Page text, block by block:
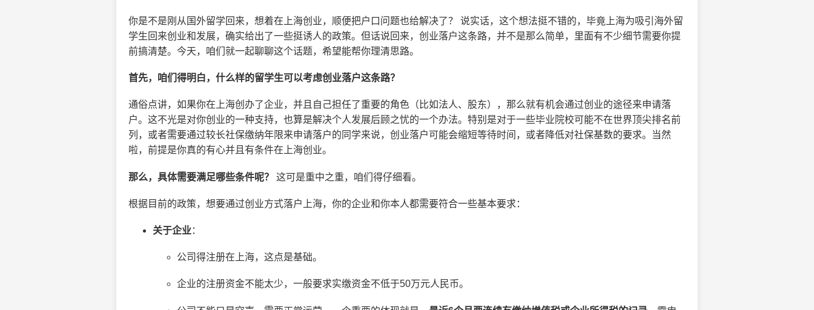
你是不是刚从国外留学回来，想着在上海创业，顺便把户口问题也给解决了？ 说实话，这个想法挺不错的，毕竟上海为吸引海外留
学生回来创业和发展，确实给出了一些挺诱人的政策。但话说回来，创业落户这条路，并不是那么简单，里面有不少细节需要你提
前搞清楚。今天，咱们就一起聊聊这个话题，希望能帮你理清思路。
首先，咱们得明白，什么样的留学生可以考虑创业落户这条路？
通俗点讲，如果你在上海创办了企业，并且自己担任了重要的角色（比如法人、股东），那么就有机会通过创业的途径来申请落
户。这不光是对你创业的一种支持，也算是解决个人发展后顾之忧的一个办法。特别是对于一些毕业院校可能不在世界顶尖排名前
列，或者需要通过较长社保缴纳年限来申请落户的同学来说，创业落户可能会缩短等待时间，或者降低对社保基数的要求。当然
啦，前提是你真的有心并且有条件在上海创业。
那么，具体需要满足哪些条件呢？ 这可是重中之重，咱们得仔细看。
根据目前的政策，想要通过创业方式落户上海，你的企业和你本人都需要符合一些基本要求：
关于企业：
公司得注册在上海，这点是基础。
企业的注册资金不能太少，一般要求实缴资金不低于50万元人民币。